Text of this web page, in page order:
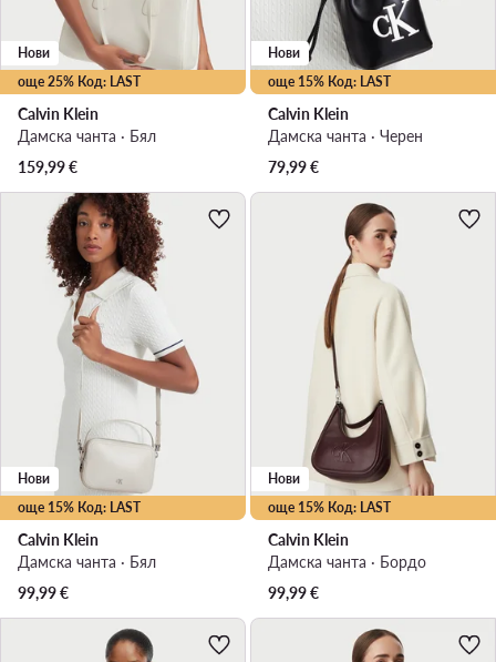
още 25% Код: LAST
Нови
Calvin Klein
Дамска чанта · Бял
159,99€
още 15% Код: LAST
Нови
Calvin Klein
Дамска чанта · Черен
79,99€
още 15% Код: LAST
Нови
Calvin Klein
Дамска чанта · Бял
99,99€
още 15% Код: LAST
Нови
Calvin Klein
Дамска чанта · Бордо
99,99€